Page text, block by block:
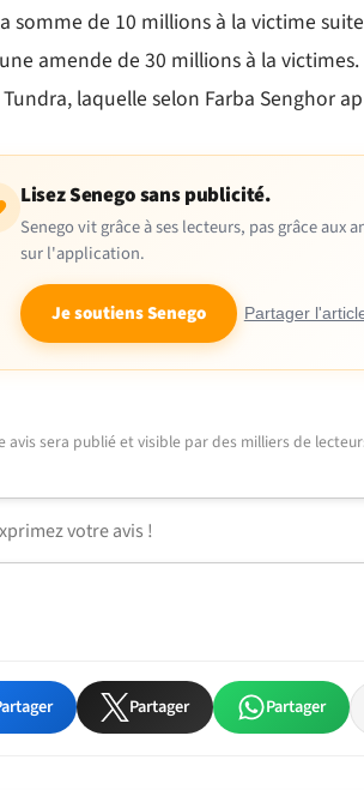
somme de 10 millions à la victime
amende de 30 millions à la
laquelle selon Farba Senghor
Lisez Senego sans publicité.
Senego vit grâce à ses lecteurs, pas grâce
sur l'application.
Je soutiens Senego Partager
avis sera publié et visible par des milliers de
Partager Partager